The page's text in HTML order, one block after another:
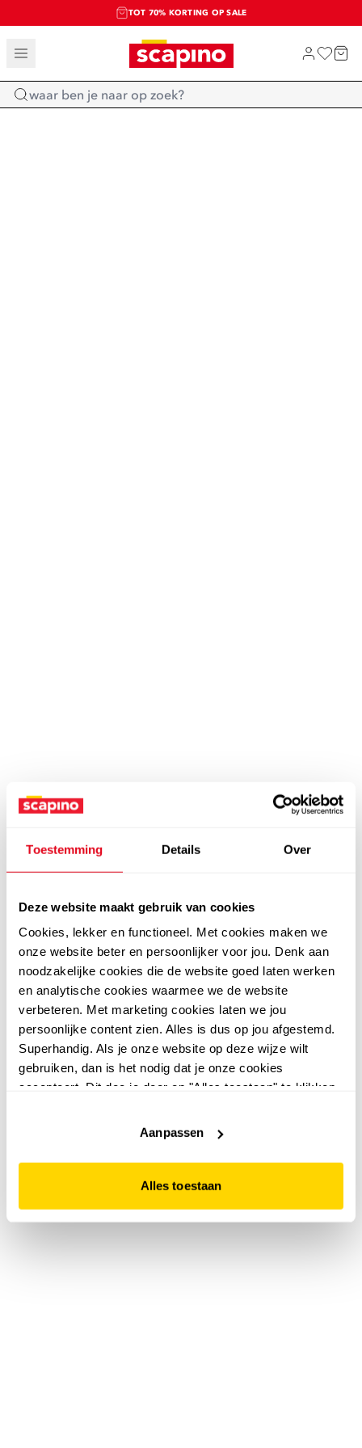
Toestemming Details Over
Deze website maakt gebruik van cookies
Cookies, lekker en functioneel. Met cookies maken we
onze website beter en persoonlijker voor jou. Denk aan
noodzakelijke cookies die de website goed laten werken
en analytische cookies waarmee we de website
verbeteren. Met marketing cookies laten we jou
persoonlijke content zien. Alles is dus op jou afgestemd.
Superhandig. Als je onze website op deze wijze wilt
gebruiken, dan is het nodig dat je onze cookies
accepteert. Dit doe je door op "Alles toestaan" te klikken.
website niet optimaal functioneert.
Aanpassen
Alles toestaan
TOT 70% KORTING OP SALE
SALE: LAATSTE KANS!
SHOP NIEUW
Home